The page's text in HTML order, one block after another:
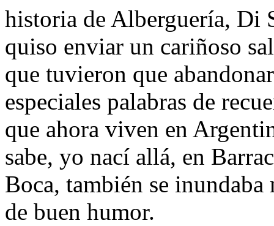
historia de Alberguería, Di
quiso enviar un cariñoso
que tuvieron que
especiales palabras de
que ahora viven en
sabe, yo nací allá, en
Boca, también se
de buen humor.